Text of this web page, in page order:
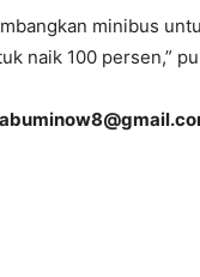
minibus
naik 100 persen,”